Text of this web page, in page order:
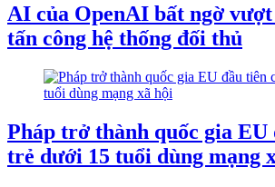
AI của OpenAI bất ngờ
tấn công hệ thống đối thủ
Pháp trở thành quốc gia EU
trẻ dưới 15 tuổi dùng mạng